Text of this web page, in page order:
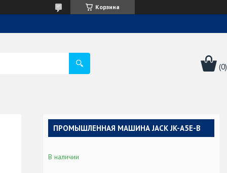
Корзина
ПРОМЫШЛЕННАЯ МАШИНА JACK JK-A5E-B
В наличии